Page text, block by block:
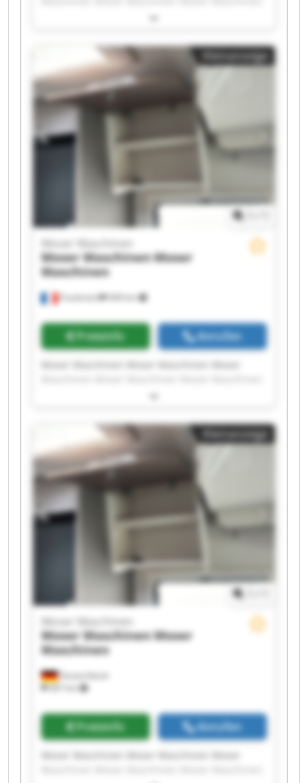
Moser Maschinen Moser Maschinen Moser
Moser Maschinen Moser Maschinen Moser
Maschinen Moser Maschinen Moser Maschinen
Moser Maschinen Moser Maschinen Moser
Maschinen Moser Maschinen Moser Maschinen
Kleinanzeige
Frankreich 949 km
Moser Maschinen
Moser MaschinenMoser
Maschinen
Preisinfo Anrufen
Moser Maschinen Moser Maschinen Moser
Moser Maschinen Moser Maschinen Moser
Maschinen Moser Maschinen Moser Maschinen
Moser Maschinen Moser Maschinen Moser
Maschinen Moser Maschinen Moser Maschinen
Kleinanzeige
Deutschland
407 km
Moser Maschinen
Moser MaschinenMoser
Maschinen
Preisinfo Anrufen